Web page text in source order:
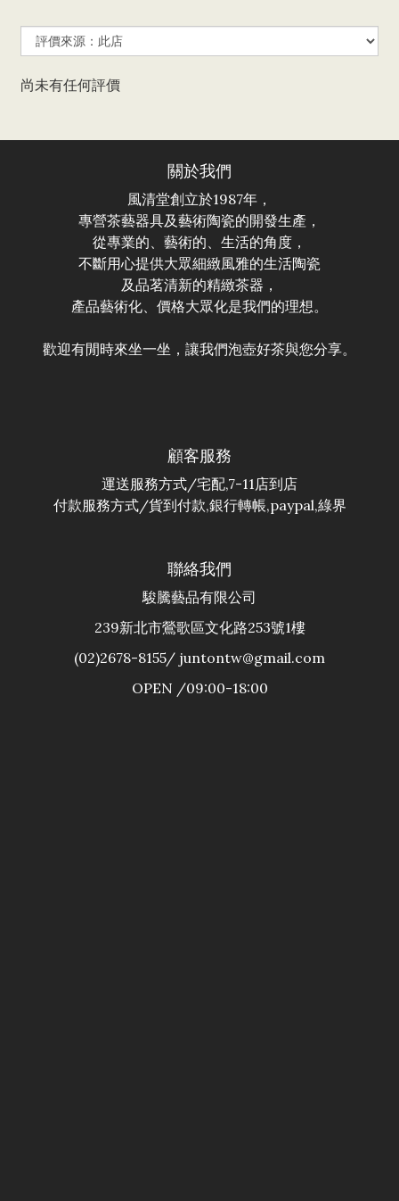
尚未有任何評價
關於我們
風清堂創立於1987年，
專營茶藝器具及藝術陶瓷的開發生產，
從專業的、藝術的、生活的角度，
不斷用心提供大眾細緻風雅的生活陶瓷
及品茗清新的精緻茶器，
產品藝術化、價格大眾化是我們的理想。
歡迎有閒時來坐一坐，讓我們泡壺好茶與您分享。
顧客服務
運送服務方式/宅配,7-11店到店
付款服務方式/貨到付款,銀行轉帳,paypal,綠界
聯絡我們
駿騰藝品有限公司
239新北市鶯歌區文化路253號1樓
(02)2678-8155/ juntontw@gmail.com
OPEN /09:00-18:00